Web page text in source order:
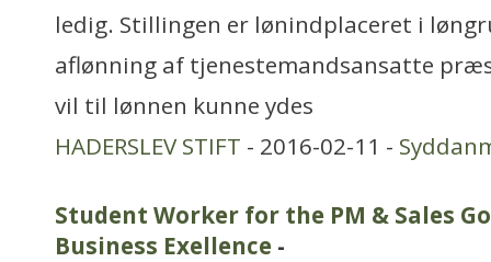
ledig. Stillingen er lønindplaceret i
aflønning af tjenestemandsansatte
vil til lønnen kunne ydes
HADERSLEV STIFT - 2016-02-11 -
Student Worker for the PM & Sales
Business Exellence -